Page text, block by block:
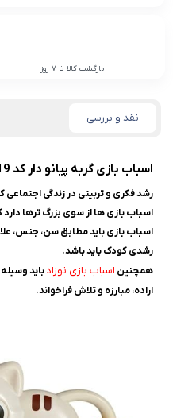
بازگشت کالا تا 7 روز
نقد و بررسی
اسباب بازی گربه پیانو دار کد 19-503
رشد فکری و تربیتی در زندگی
اسباب بازی ها از سوی بزرگ ترها دارد
اسباب بازی باید مطابق سن، جنس،
رشدی کودک باید باشد.
همچنین اسباب بازی نوزادباید
اراده، مبارزه و تلاش فراخواند.